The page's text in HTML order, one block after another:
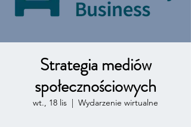
Strategia mediów
społecznościowych
wt., 18 lis
  |
Wydarzenie wirtualne